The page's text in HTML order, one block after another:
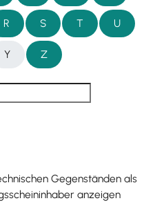
R S T U
Y Z
Gegenständen als
anzeigen